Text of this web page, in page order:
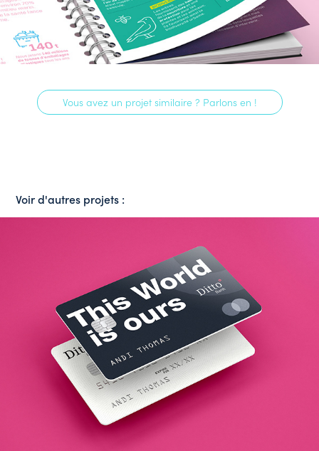
Vous avez un projet similaire ? Parlons en !
Voir d'autres projets :